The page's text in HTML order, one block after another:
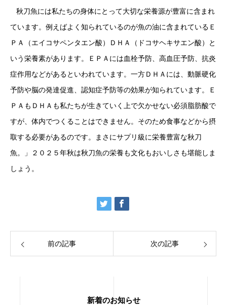
秋刀魚には私たちの身体にとって大切な栄養源が豊富に含まれ
ています。例えばよく知られているのが魚の油に含まれているＥ
ＰＡ（エイコサペンタエン酸）ＤＨＡ（ドコサヘキサエン酸）と
いう栄養素があります。ＥＰＡには血栓予防、高血圧予防、抗炎
症作用などがあるといわれています。一方ＤＨＡには、動脈硬化
予防や脳の発達促進、認知症予防等の効果が知られています。Ｅ
ＰＡもＤＨＡも私たちが生きていく上で欠かせない必須脂肪酸で
すが、体内でつくることはできません。そのため食事などから摂
取する必要があるのです。まさにサプリ級に栄養豊富な秋刀
魚。」２０２５年秋は秋刀魚の栄養も文化もおいしさも堪能しま
しょう。
前の記事 次の記事
新着のお知らせ